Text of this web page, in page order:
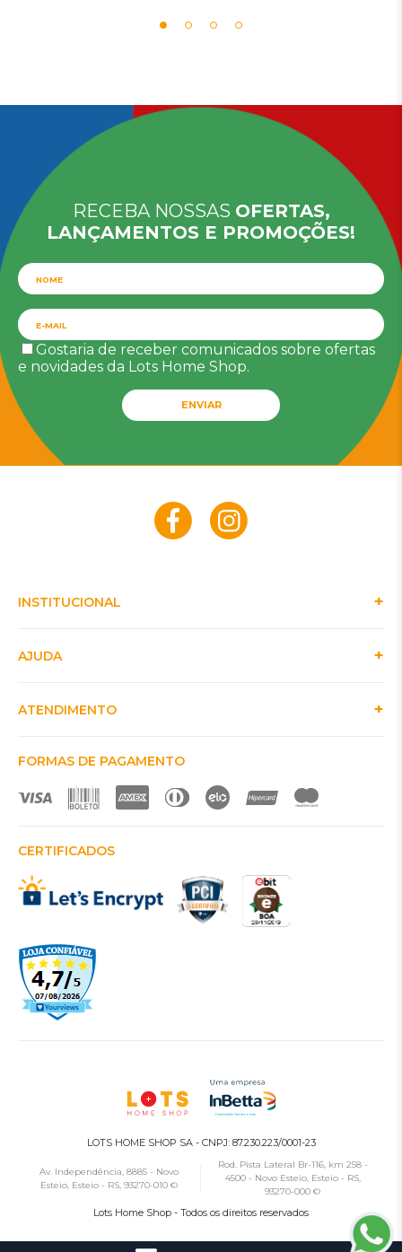
RECEBA NOSSAS OFERTAS,
LANÇAMENTOS E PROMOÇÕES!
Gostaria de receber comunicados sobre ofertas
e novidades da Lots Home Shop.
ENVIAR
INSTITUCIONAL
AJUDA
ATENDIMENTO
FORMAS DE PAGAMENTO
CERTIFICADOS
LOTS HOME SHOP SA - CNPJ: 87.230.223/0001-23
Av. Independência, 8885 - Novo
Esteio, Esteio - RS, 93270-010 ©
Rod. Pista Lateral Br-116, km 258 -
4500 - Novo Esteio, Esteio - RS,
93270-000 ©
Lots Home Shop - Todos os direitos reservados